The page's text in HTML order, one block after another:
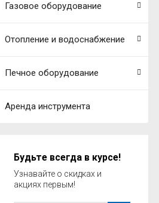
Газовое оборудование
Отопление и водоснабжение
Печное оборудование
Аренда инструмента
Будьте всегда в курсе!
Узнавайте о скидках и
акциях первым!